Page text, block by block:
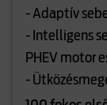
- Adaptív
- Intelligens
PHEV motor
-